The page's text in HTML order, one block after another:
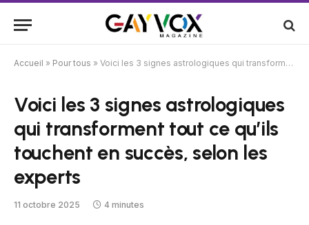
Accueil » Pour tous » Voici les 3 signes astrologiques qui transforment tout ce qu’ils touchent en succès, selon les experts
Voici les 3 signes astrologiques
qui transforment tout ce qu’ils
touchent en succès, selon les
experts
11 octobre 2025 4 minutes